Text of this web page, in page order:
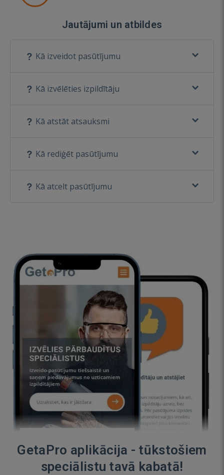
Jautājumi un atbildes
Kā izveidot pasūtījumu
Kā izvēlēties izpildītāju
Kā atstāt atsauksmi
Kā rediģēt pasūtījumu
Kā atcelt pasūtījumu
GetaPro aplikācija - tūkstošiem
speciālistu tavā kabatā!